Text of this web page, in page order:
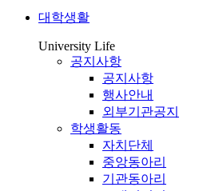
대학생활
University Life
공지사항
공지사항
행사안내
외부기관공지
학생활동
자치단체
중앙동아리
기관동아리